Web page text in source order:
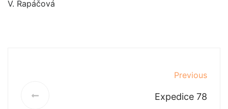
V. Rapáčová
Previous
Expedice 78